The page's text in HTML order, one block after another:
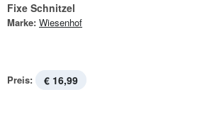
Fixe Schnitzel
Marke: Wiesenhof
Preis: € 16,99